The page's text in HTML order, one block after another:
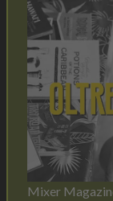
Mixer